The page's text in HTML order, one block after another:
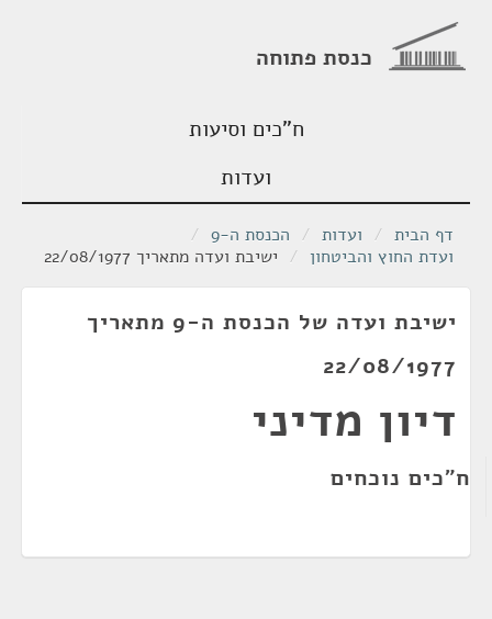
כנסת פתוחה
ח"כים וסיעות
ועדות
דף הבית / ועדות / הכנסת ה-9
/
ועדת החוץ והביטחון / ישיבת ועדה מתאריך 22/08/1977
ישיבת ועדה של הכנסת ה-9 מתאריך
22/08/1977
דיון מדיני
ח"כים נוכחים